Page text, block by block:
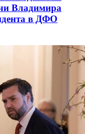
Владимира
в ДФО